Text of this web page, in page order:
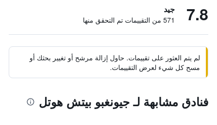
7.8 جيد
571 من التقييمات تم التحقق منها
لم يتم العثور على تقييمات. حاول إزالة مرشح أو تغيير بحثك أو
مسح كل شيء لعرض التقييمات.
فنادق مشابهة لـ جيونغبو بيتش هوتل